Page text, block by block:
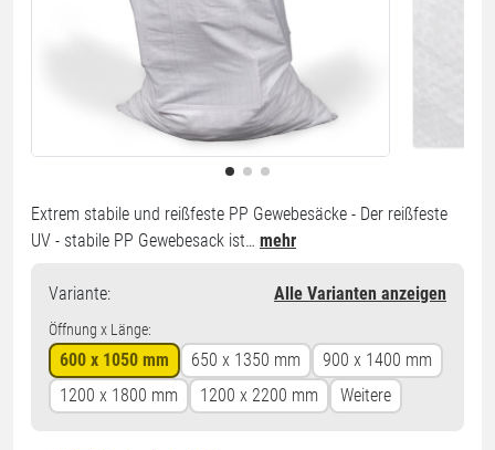
Extrem stabile und reißfeste PP Gewebesäcke - Der reißfeste
UV - stabile PP Gewebesack ist… mehr
Variante: Alle Varianten anzeigen
Öffnung x Länge:
600 x 1050 mm 650 x 1350 mm
900 x 1400 mm
1200 x 1800 mm
1200 x 2200 mm Weitere